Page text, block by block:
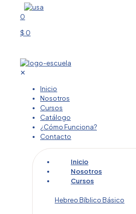
0
$ 0
✕
Inicio
Nosotros
Cursos
Catálogo
¿Cómo Funciona?
Contacto
Inicio
Nosotros
Cursos
Hebreo Bíblico Básico